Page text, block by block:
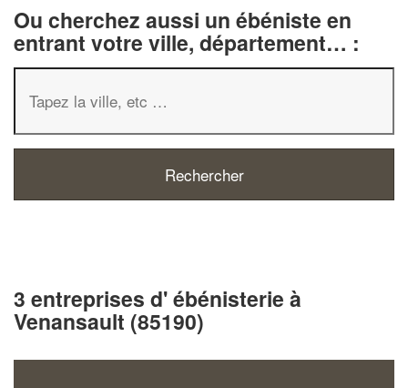
Ou cherchez aussi un ébéniste en
entrant votre ville, département… :
3 entreprises d' ébénisterie à
Venansault (85190)